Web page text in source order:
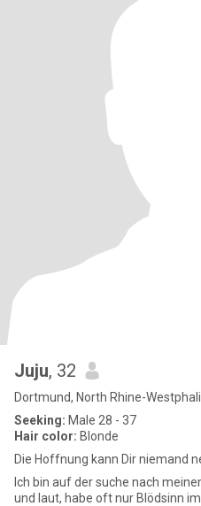
Juju, 32
Dortmund, North Rhine-
Seeking: Male 28 - 37
Hair color: Blonde
Die Hoffnung kann Dir niemand
Ich bin auf der suche nach
und laut, habe oft nur Blödsinn